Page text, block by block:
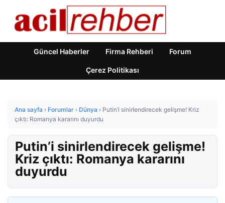
Güncel Haberler Firma Rehberi Forum
Çerez Politikası
Ana sayfa › Forumlar › Dünya › Putin’i sinirlendirecek gelişme! Kriz
çıktı: Romanya kararını duyurdu
Putin’i sinirlendirecek gelişme!
Kriz çıktı: Romanya kararını
duyurdu